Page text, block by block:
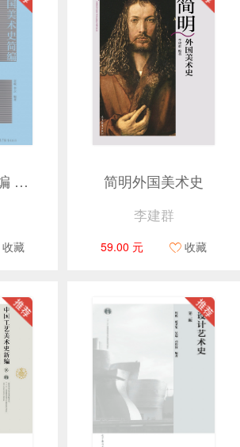
外国美术史简编 第二版
收藏
简明外国美术史
李建群
59.00 元 收藏